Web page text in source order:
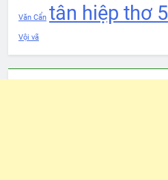
Văn Cẩn tân hiệp thơ 5
Vội vã